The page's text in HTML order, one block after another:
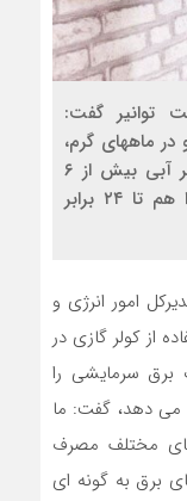
توانیر گفت:
در ماههای گرم،
مصرف برق سرمایشی را نسبت به کولر آبی بیش از ٦
برابر افزایش می دهد و قبض برق را هم تا ٢٤ برابر
امور انرژی و
از کولر گازی در
سرمایشی را
٦ برابر افزایش می دهد، گفت: ما
مختلف مصرف
برق به گونه ای